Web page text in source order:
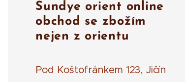
Sundye orient online
obchod se zbožím
nejen z orientu
Pod Koštofránkem 123, Jičín